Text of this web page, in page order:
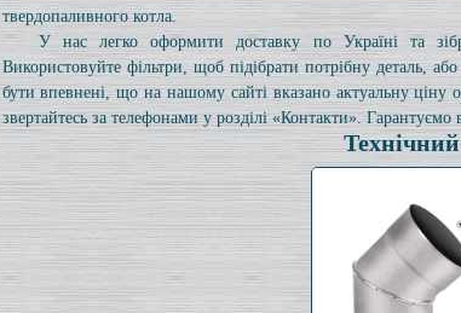
твердопаливного котла.
У нас легко оформити доставку по Україні та
Використовуйте фільтри, щоб підібрати потрібну деталь,
бути впевнені, що на нашому сайті вказано актуальну
звертайтесь за телефонами у розділі «Контакти». Гарантуємо